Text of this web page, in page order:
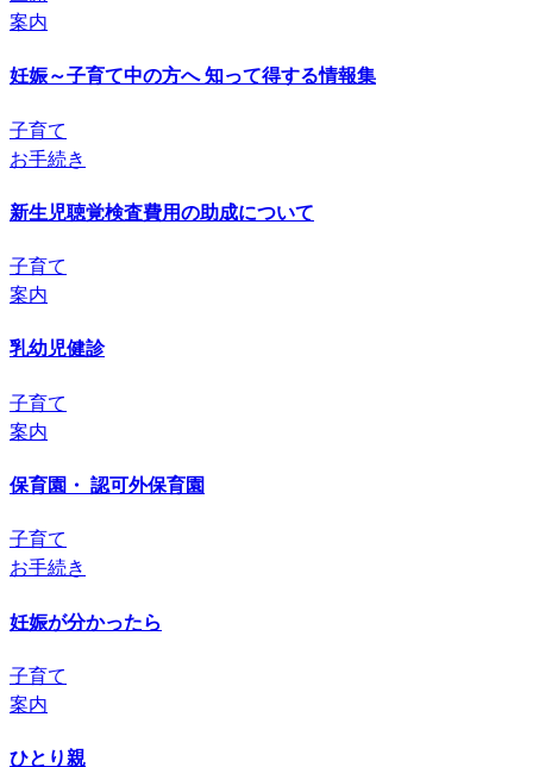
案内
妊娠～子育て中の方へ 知って得する情報集
子育て
お手続き
新生児聴覚検査費用の助成について
子育て
案内
乳幼児健診
子育て
案内
保育園・ 認可外保育園
子育て
お手続き
妊娠が分かったら
子育て
案内
ひとり親